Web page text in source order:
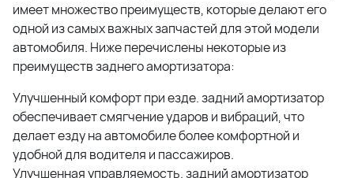
имеет множество преимуществ, которые делают его
одной из самых важных запчастей для этой модели
автомобиля. Ниже перечислены некоторые из
преимуществ заднего амортизатора:
Улучшенный комфорт при езде. задний амортизатор
обеспечивает смягчение ударов и вибраций, что
делает езду на автомобиле более комфортной и
удобной для водителя и пассажиров.
Улучшенная управляемость. задний амортизатор